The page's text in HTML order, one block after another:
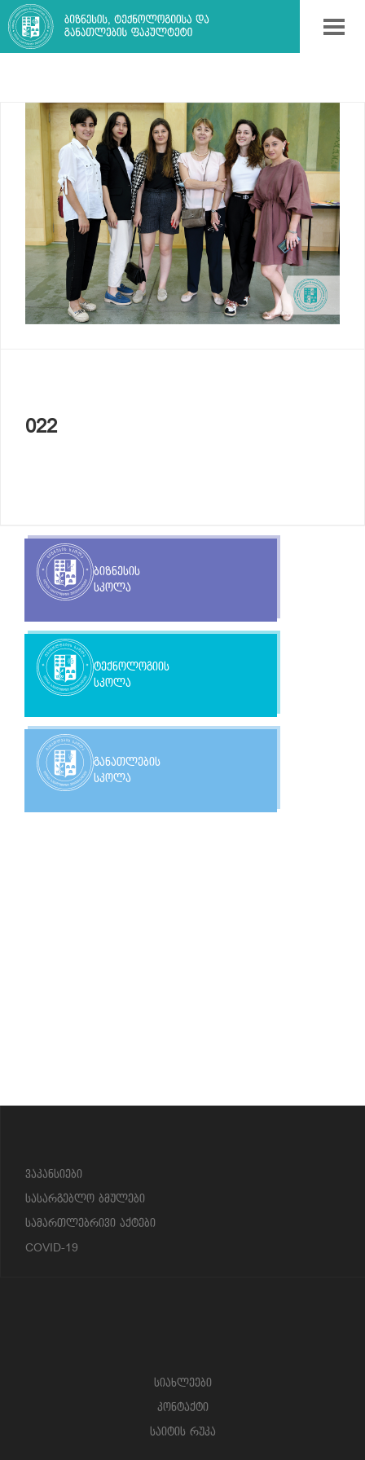
022
ბიზნესის
სკოლა
ტექნოლოგიის
სკოლა
განათლების
სკოლა
ვაკანსიები
სასარგებლო ბმულები
სამართლებრივი აქტები
COVID-19
სიახლეები
კონტაქტი
საიტის რუკა